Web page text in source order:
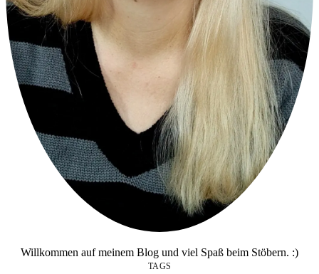
Willkommen auf meinem Blog und viel Spaß beim Stöbern. :)
TAGS